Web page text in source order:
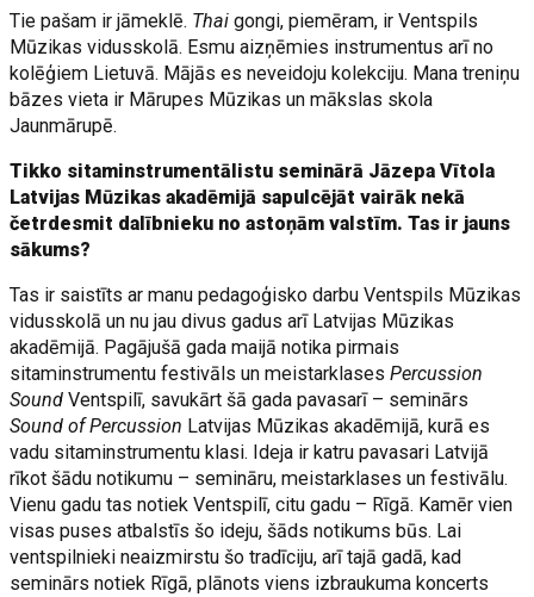
Tie pašam ir jāmeklē. Thaigongi, piemēram, ir Ventspils
Mūzikas vidusskolā. Esmu aizņēmies instrumentus arī no
kolēģiem Lietuvā. Mājās es neveidoju kolekciju. Mana treniņu
bāzes vieta ir Mārupes Mūzikas un mākslas skola
Jaunmārupē.
Tikko sitaminstrumentālistu seminārā Jāzepa Vītola
Latvijas Mūzikas akadēmijā sapulcējāt vairāk nekā
četrdesmit dalībnieku no astoņām valstīm. Tas ir jauns
sākums?
Tas ir saistīts ar manu pedagoģisko darbu Ventspils Mūzikas
vidusskolā un nu jau divus gadus arī Latvijas Mūzikas
akadēmijā. Pagājušā gada maijā notika pirmais
sitaminstrumentu festivāls un meistarklasesPercussion
SoundVentspilī, savukārt šā gada pavasarī – seminārs
Sound of Percussion Latvijas Mūzikas akadēmijā, kurā es
vadu sitaminstrumentu klasi. Ideja ir katru pavasari Latvijā
rīkot šādu notikumu – semināru, meistarklases un festivālu.
Vienu gadu tas notiek Ventspilī, citu gadu – Rīgā. Kamēr vien
visas puses atbalstīs šo ideju, šāds notikums būs. Lai
ventspilnieki neaizmirstu šo tradīciju, arī tajā gadā, kad
seminārs notiek Rīgā, plānots viens izbraukuma koncerts